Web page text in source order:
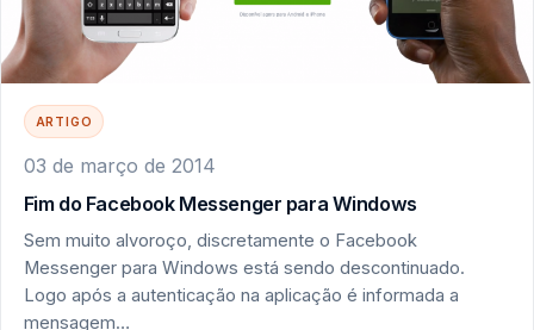
ARTIGO
03 de março de 2014
Fim do Facebook Messenger para Windows
Sem muito alvoroço, discretamente o Facebook
Messenger para Windows está sendo descontinuado.
Logo após a autenticação na aplicação é informada a
mensagem…